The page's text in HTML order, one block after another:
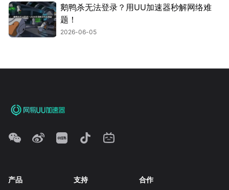
鹅鸭杀无法登录？用UU加速器秒解网络难
题！
2026-06-05
产品 支持 合作